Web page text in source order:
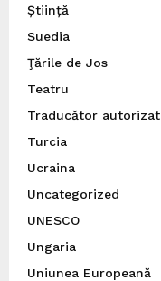
Știință
Suedia
Ţările de Jos
Teatru
Traducător autorizat
Turcia
Ucraina
Uncategorized
UNESCO
Ungaria
Uniunea Europeană